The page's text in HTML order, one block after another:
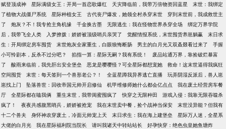
赋登顶成神
星际满级女王：开局一首恋歌爆红 天灾降临前，我带万倍物资回蓝星
末世：我绑定
了植物大战僵尸系统
星际种植女王 古代丧尸爆发，她领全村杀穿末世
穿到末世前，我成救世主
了
炮灰？不！我专抢主角机缘 千金换古墨 无限逃生：我在怪物世界杀穿全场
绑定万界学院
后，我带飞全人类
入梦撩拨：娇娇被顶级哨兵亲哭了 觉醒情报系统，末世囤货养崽躺赢
末日求
生：开局绑定房车囤货
末世炮灰全家重生，白眼狼悔断肠 男主的白月光又双叒叕看过来了
手握
小可怜剧本，反杀不过分吧？
掐指一算：星际无嗣？我有系统！
废品站通万界，靠捡破烂暴富
了
酸雨来临前，我先肝出安全堡垒 恶龙是嘤嘤怪？可全星际都想宠她
救命！这末世逼得我疯狂
空间囤货
末世：每天签到一个兽形老公？！ 全蓝星蹲我异界逃亡直播
玩弄阴湿反派后，兽人崽
崽找上门
坠落兽世：回收帝国元帅开启修仙 机甲维修师她什么都会亿点点
我在废土经营房车餐
厅
全星际都在嗑我俩 重生末世，我带闺蜜囤疯了 快穿之无限种田
游戏入侵：我靠无限吞噬杀
疯了！
夜夜共感腹黑哨兵，娇娇被抢宠 我在末世卖中餐，捡个战神当保安
末世没异能？但我有
十二个兽夫
身怀神农穿废土，冷面元帅宠上天 末日求生：我在海上建堡垒
星际万人迷，全星系
大佬的白月光
我在星际福利院当院长 请叫我诸天中转站站长
好孕快穿：绝色虫皇她鱼塘炸